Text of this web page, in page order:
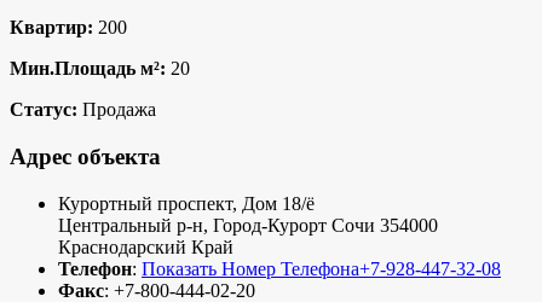
Квартир: 200
Мин.Площадь м²: 20
Статус: Продажа
Адрес объекта
Курортный проспект, Дом 18/ё
Центральный р-н, Город-Курорт Сочи 354000
Краснодарский Край
Телефон: Показать Номер Телефона+7-928-447-32-08
Факс: +7-800-444-02-20